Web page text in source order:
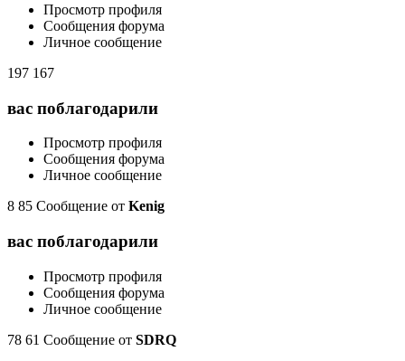
Просмотр профиля
Сообщения форума
Личное сообщение
197 167
вас поблагодарили
Просмотр профиля
Сообщения форума
Личное сообщение
8 85 Сообщение от Kenig
вас поблагодарили
Просмотр профиля
Сообщения форума
Личное сообщение
78 61 Сообщение от SDRQ